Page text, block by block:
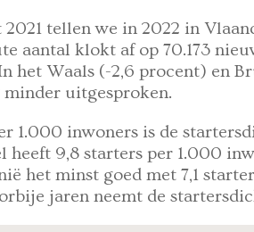
tellen we in 2022 in
aantal klokt af op 70.173
het Waals (-2,6 procent) en
minder uitgesproken.
1.000 inwoners is de
heeft 9,8 starters per 1.000
het minst goed met 7,1
jaren neemt de